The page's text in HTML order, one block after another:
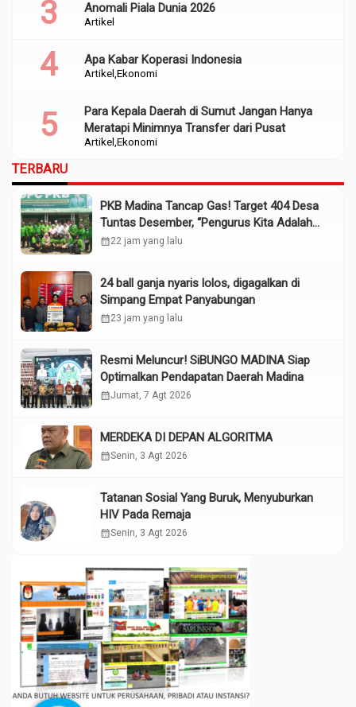
Artikel
Anomali Piala Dunia 2026
Artikel Ekonomi
Apa Kabar Koperasi Indonesia
Artikel Ekonomi
Para Kepala Daerah di Sumut Jangan Hanya
Meratapi Minimnya Transfer dari Pusat
TERBARU
PKB Madina Tancap Gas! Target 404 Desa
Tuntas Desember, “Pengurus Kita Adalah
Tokoh”
calendar_month22 jam yang lalu
24 ball ganja nyaris lolos, digagalkan di
Simpang Empat Panyabungan
calendar_month23 jam yang lalu
Resmi Meluncur! SiBUNGO MADINA Siap
Optimalkan Pendapatan Daerah Madina
calendar_monthJumat, 7 Agt 2026
MERDEKA DI DEPAN ALGORITMA
calendar_monthSenin, 3 Agt 2026
Tatanan Sosial Yang Buruk, Menyuburkan
HIV Pada Remaja
calendar_monthSenin, 3 Agt 2026